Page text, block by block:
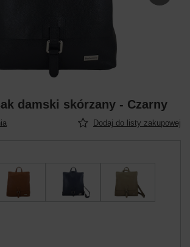
damski skórzany - Czarny
Dodaj do listy zakupowej